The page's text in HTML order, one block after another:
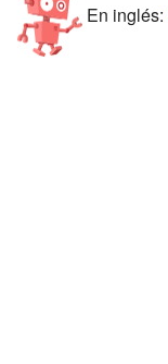
En inglés: